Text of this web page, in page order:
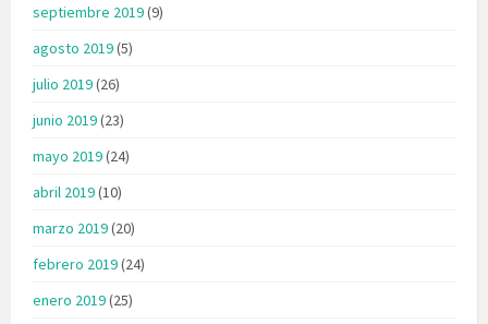
septiembre 2019(9)
agosto 2019(5)
julio 2019(26)
junio 2019(23)
mayo 2019(24)
abril 2019(10)
marzo 2019(20)
febrero 2019(24)
enero 2019(25)